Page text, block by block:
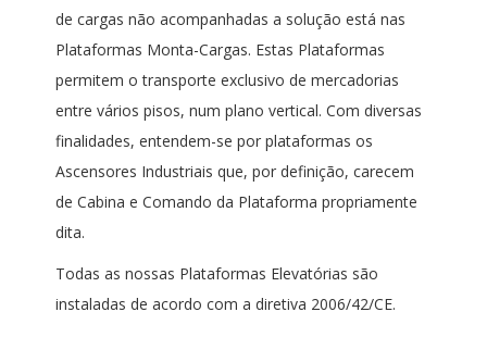
de cargas não acompanhadas a solução está nas
Plataformas Monta-Cargas. Estas Plataformas
permitem o transporte exclusivo de mercadorias
entre vários pisos, num plano vertical. Com diversas
finalidades, entendem-se por plataformas os
Ascensores Industriais que, por definição, carecem
de Cabina e Comando da Plataforma propriamente
dita.
Todas as nossas Plataformas Elevatórias são
instaladas de acordo com a diretiva 2006/42/CE.